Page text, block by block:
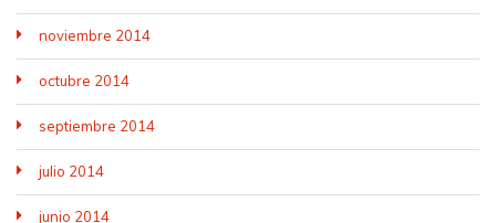
noviembre 2014
octubre 2014
septiembre 2014
julio 2014
junio 2014